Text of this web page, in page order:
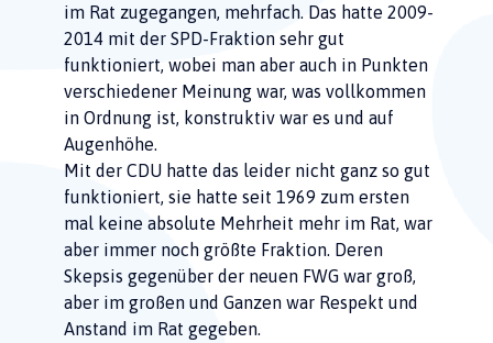
im Rat zugegangen, mehrfach. Das hatte 2009-
2014 mit der SPD-Fraktion sehr gut
funktioniert, wobei man aber auch in Punkten
verschiedener Meinung war, was vollkommen
in Ordnung ist, konstruktiv war es und auf
Augenhöhe.
Mit der CDU hatte das leider nicht ganz so gut
funktioniert, sie hatte seit 1969 zum ersten
mal keine absolute Mehrheit mehr im Rat, war
aber immer noch größte Fraktion. Deren
Skepsis gegenüber der neuen FWG war groß,
aber im großen und Ganzen war Respekt und
Anstand im Rat gegeben.